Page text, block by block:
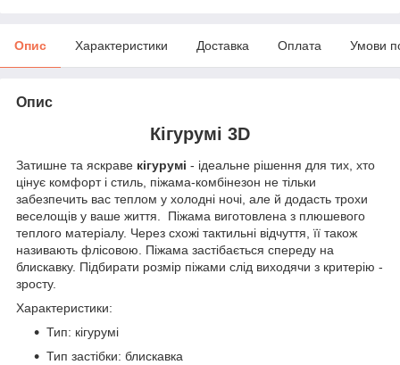
Опис Характеристики Доставка Оплата Умови
Опис
Кігурумі 3D
Затишне та яскраве кігурумі - ідеальне рішення для тих, хто
цінує комфорт і стиль, піжама-комбінезон не тільки
забезпечить вас теплом у холодні ночі, але й додасть трохи
веселощів у ваше життя. Піжама виготовлена з плюшевого
теплого матеріалу. Через схожі тактильні відчуття, її також
називають флісовою. Піжама застібається спереду на
блискавку. Підбирати розмір піжами слід виходячи з критерію -
зросту.
Характеристики:
Тип: кігурумі
Тип застібки: блискавка